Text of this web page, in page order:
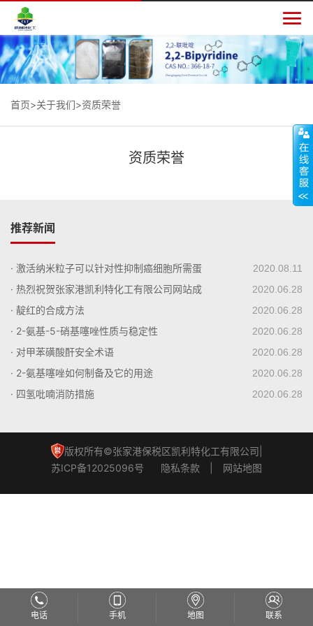

首页>关于我们>资质荣誉
资质荣誉
推荐新闻
2020.08.11
· 激活纳米粒子可以针对性抑制癌细胞所需蛋
白质
2020.06.28
· 热烈祝贺张家港凯利特化工有限公司网站成
功上线！
2020.06.28
· 靛红的合成方法
2020.06.28
· 2-氨基-5-硝基噻唑性质与稳定性
2020.06.28
· 对甲苯磺酸酐安全术语
2020.06.28
· 2-氨基噻唑如何制备及它的用途
2020.06.28
· 四氢吡喃消防措施
版权所有©张家港保税区凯利特化工有限公司|
苏ICP备12025096号
隐私条款 网站地图
电话 手机 地图 联系